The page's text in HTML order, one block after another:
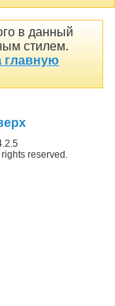
в данный
стилем.
главную
reserved.